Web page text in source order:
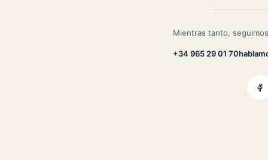
Mientras tanto,
+34 965 29 01 70